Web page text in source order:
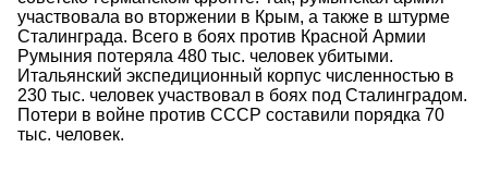
участвовала во вторжении в Крым, а также в штурме
Сталинграда. Всего в боях против Красной Армии
Румыния потеряла 480 тыс. человек убитыми.
Итальянский экспедиционный корпус численностью в
230 тыс. человек участвовал в боях под Сталинградом.
Потери в войне против СССР составили порядка 70
тыс. человек.